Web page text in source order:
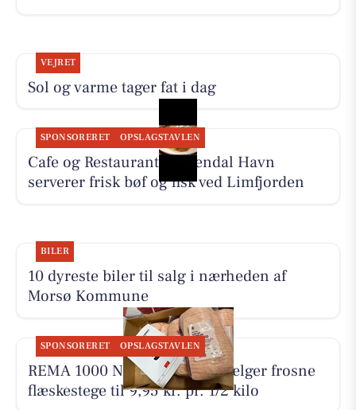
VEJRET
Sol og varme tager fat i dag
SPONSORERET OPSLAGSTAVLEN
Cafe og Restaurant Gyldendal Havn
serverer frisk bøf og fisk ved Limfjorden
BILER
10 dyreste biler til salg i nærheden af
Morsø Kommune
SPONSORERET OPSLAGSTAVLEN
REMA 1000 Nykøbing Mors sælger frosne
flæskestege til 9,95 kr. pr. 1/2 kilo